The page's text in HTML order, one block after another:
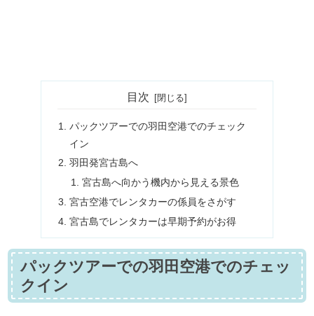
目次
パックツアーでの羽田空港でのチェック
イン
羽田発宮古島へ
宮古島へ向かう機内から見える景色
宮古空港でレンタカーの係員をさがす
宮古島でレンタカーは早期予約がお得
パックツアーでの羽田空港でのチェッ
クイン